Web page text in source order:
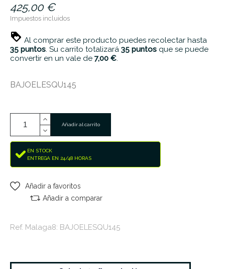
425,00 €
Impuestos incluidos
Al comprar este producto puedes recolectar hasta
35 puntos. Su carrito totalizará 35 puntos que se puede
convertir en un vale de 7,00 €.
BAJOELESQU145
Añadir al carrito
EN STOCK
ENTREGA EN 24/48 HORAS
Añadir a favoritos
Añadir a comparar
Ref. Malaga8: BAJOELESQU145